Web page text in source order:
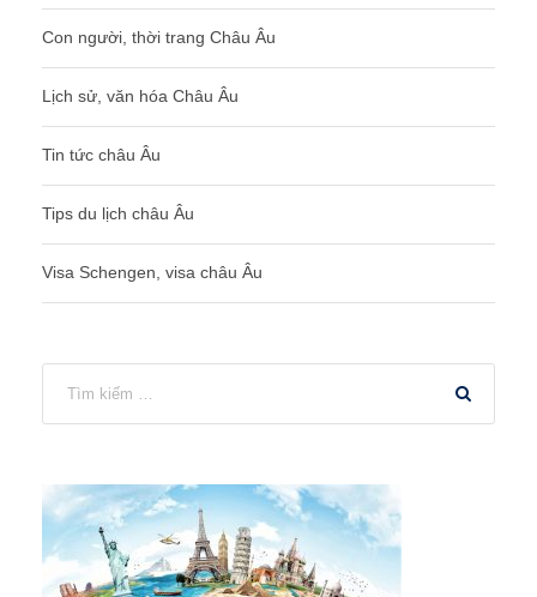
Con người, thời trang Châu Âu
Lịch sử, văn hóa Châu Âu
Tin tức châu Âu
Tips du lịch châu Âu
Visa Schengen, visa châu Âu